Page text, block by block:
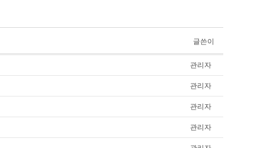
글쓴이
관리자
관리자
관리자
관리자